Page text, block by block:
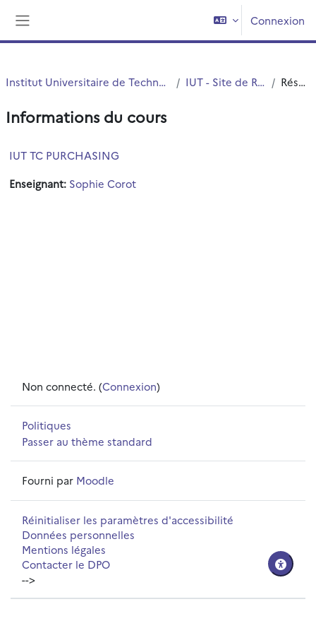
Connexion
Institut Universitaire de Technologie (IUT) IUT - Site de Roubaix Résumé
Informations du cours
IUT TC PURCHASING
Enseignant: Sophie Corot
Non connecté. (Connexion)
Politiques
Passer au thème standard
Fourni par Moodle
Réinitialiser les paramètres d'accessibilité
Données personnelles
Mentions légales
Contacter le DPO
-->